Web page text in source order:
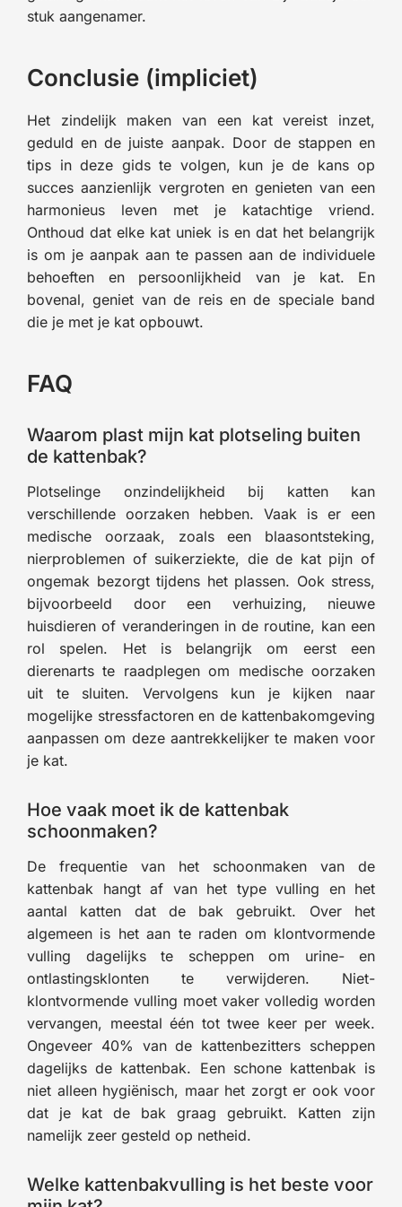
stuk aangenamer.
Conclusie (impliciet)
Het zindelijk maken van een kat vereist inzet,
geduld en de juiste aanpak. Door de stappen en
tips in deze gids te volgen, kun je de kans op
succes aanzienlijk vergroten en genieten van een
harmonieus leven met je katachtige vriend.
Onthoud dat elke kat uniek is en dat het belangrijk
is om je aanpak aan te passen aan de individuele
behoeften en persoonlijkheid van je kat. En
bovenal, geniet van de reis en de speciale band
die je met je kat opbouwt.
FAQ
Waarom plast mijn kat plotseling buiten
de kattenbak?
Plotselinge onzindelijkheid bij katten kan
verschillende oorzaken hebben. Vaak is er een
medische oorzaak, zoals een blaasontsteking,
nierproblemen of suikerziekte, die de kat pijn of
ongemak bezorgt tijdens het plassen. Ook stress,
bijvoorbeeld door een verhuizing, nieuwe
huisdieren of veranderingen in de routine, kan een
rol spelen. Het is belangrijk om eerst een
dierenarts te raadplegen om medische oorzaken
uit te sluiten. Vervolgens kun je kijken naar
mogelijke stressfactoren en de kattenbakomgeving
aanpassen om deze aantrekkelijker te maken voor
je kat.
Hoe vaak moet ik de kattenbak
schoonmaken?
De frequentie van het schoonmaken van de
kattenbak hangt af van het type vulling en het
aantal katten dat de bak gebruikt. Over het
algemeen is het aan te raden om klontvormende
vulling dagelijks te scheppen om urine- en
ontlastingsklonten te verwijderen. Niet-
klontvormende vulling moet vaker volledig worden
vervangen, meestal één tot twee keer per week.
Ongeveer 40% van de kattenbezitters scheppen
dagelijks de kattenbak. Een schone kattenbak is
niet alleen hygiënisch, maar het zorgt er ook voor
dat je kat de bak graag gebruikt. Katten zijn
namelijk zeer gesteld op netheid.
Welke kattenbakvulling is het beste voor